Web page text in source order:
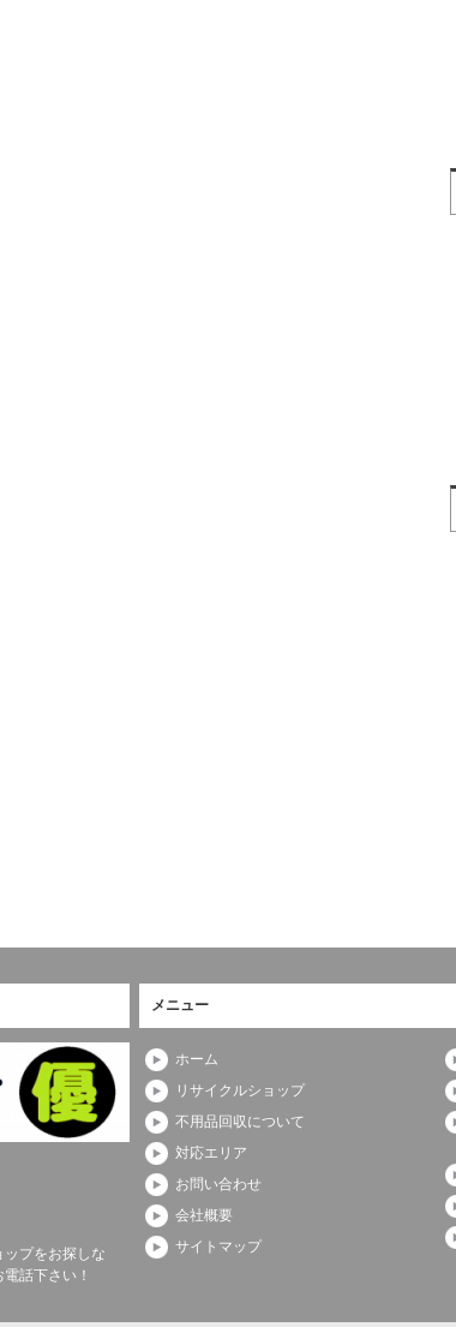
プをお探しな
話下さい！
メニュー
ホーム
リサイクルショップ
不用品回収について
対応エリア
お問い合わせ
会社概要
サイトマップ